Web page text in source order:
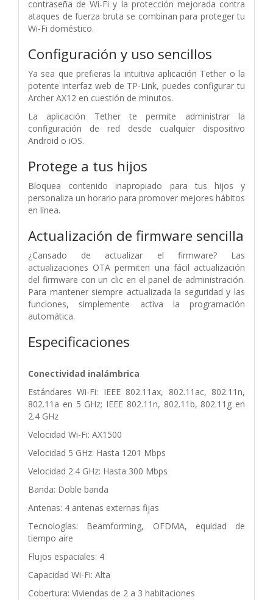
contraseña de Wi-Fi y la protección mejorada contra
ataques de fuerza bruta se combinan para proteger tu
Wi-Fi doméstico.
Configuración y uso sencillos
Ya sea que prefieras la intuitiva aplicación Tether o la
potente interfaz web de TP-Link, puedes configurar tu
Archer AX12 en cuestión de minutos.
La aplicación Tether te permite administrar la
configuración de red desde cualquier dispositivo
Android o iOS.
Protege a tus hijos
Bloquea contenido inapropiado para tus hijos y
personaliza un horario para promover mejores hábitos
en línea.
Actualización de firmware sencilla
¿Cansado de actualizar el firmware? Las
actualizaciones OTA permiten una fácil actualización
del firmware con un clic en el panel de administración.
Para mantener siempre actualizada la seguridad y las
funciones, simplemente activa la programación
automática.
Especificaciones
Conectividad inalámbrica
Estándares Wi-Fi: IEEE 802.11ax, 802.11ac, 802.11n,
802.11a en 5 GHz; IEEE 802.11n, 802.11b, 802.11g en
2.4 GHz
Velocidad Wi-Fi: AX1500
Velocidad 5 GHz: Hasta 1201 Mbps
Velocidad 2.4 GHz: Hasta 300 Mbps
Banda: Doble banda
Antenas: 4 antenas externas fijas
Tecnologías: Beamforming, OFDMA, equidad de
tiempo aire
Flujos espaciales: 4
Capacidad Wi-Fi: Alta
Cobertura: Viviendas de 2 a 3 habitaciones